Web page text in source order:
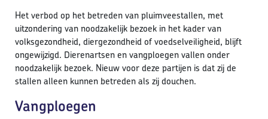
Het verbod op het betreden van pluimveestallen, met
uitzondering van noodzakelijk bezoek in het kader van
volksgezondheid, diergezondheid of voedselveiligheid, blijft
ongewijzigd. Dierenartsen en vangploegen vallen onder
noodzakelijk bezoek. Nieuw voor deze partijen is dat zij de
stallen alleen kunnen betreden als zij douchen.
Vangploegen